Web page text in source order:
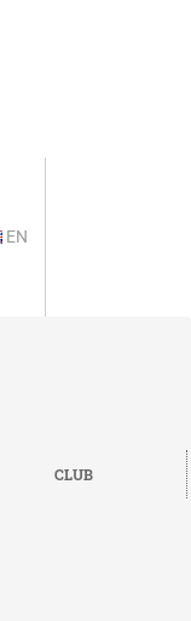
EN
CLUB